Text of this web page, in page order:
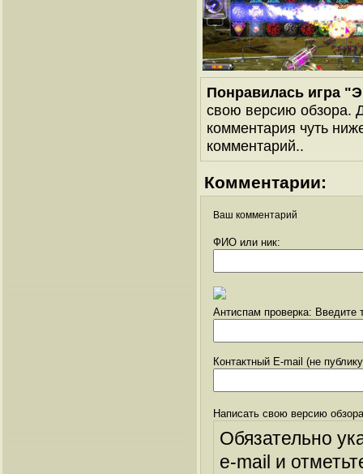
Понравилась игра
свою версию обзора.
комментария чуть
комментарий..
Комментарии:
Ваш комментарий
ФИО или ник:
Антиспам проверка: Введите
Контактный E-mail (не
Написать свою версию
Обязательно
e-mail и